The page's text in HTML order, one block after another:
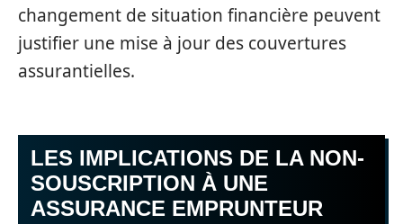
changement de situation financière peuvent
justifier une mise à jour des couvertures
assurantielles.
LES IMPLICATIONS DE LA NON-
SOUSCRIPTION À UNE
ASSURANCE EMPRUNTEUR